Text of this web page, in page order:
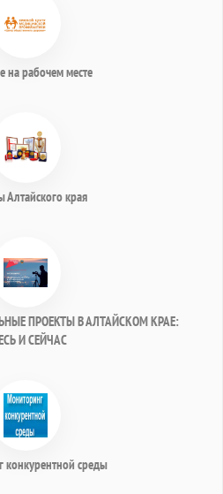
на рабочем месте
Алтайского края
ПРОЕКТЫ В АЛТАЙСКОМ КРАЕ:
И СЕЙЧАС
конкурентной среды